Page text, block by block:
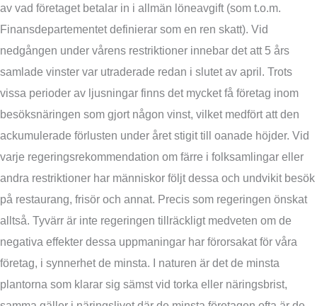
av vad företaget betalar in i allmän löneavgift (som t.o.m.
Finansdepartementet definierar som en ren skatt). Vid
nedgången under vårens restriktioner innebar det att 5 års
samlade vinster var utraderade redan i slutet av april. Trots
vissa perioder av ljusningar finns det mycket få företag inom
besöksnäringen som gjort någon vinst, vilket medfört att den
ackumulerade förlusten under året stigit till oanade höjder. Vid
varje regeringsrekommendation om färre i folksamlingar eller
andra restriktioner har människor följt dessa och undvikit besök
på restaurang, frisör och annat. Precis som regeringen önskat
alltså. Tyvärr är inte regeringen tillräckligt medveten om de
negativa effekter dessa uppmaningar har förorsakat för våra
företag, i synnerhet de minsta. I naturen är det de minsta
plantorna som klarar sig sämst vid torka eller näringsbrist,